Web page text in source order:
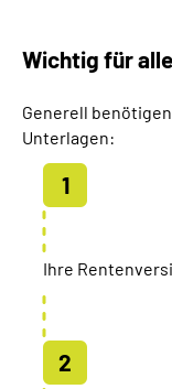
Wichtig für
Generell
Unterlagen:
Ihre